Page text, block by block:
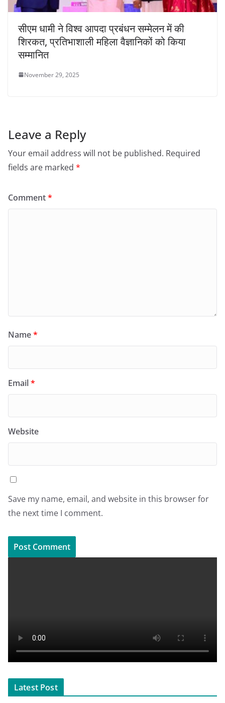
सीएम धामी ने विश्व आपदा प्रबंधन सम्मेलन में की
शिरकत, प्रतिभाशाली महिला वैज्ञानिकों को किया
सम्मानित
November 29, 2025
Leave a Reply
Your email address will not be published. Required
fields are marked *
Comment*
Name*
Email*
Website
Save my name, email, and website in this browser for
the next time I comment.
Latest Post